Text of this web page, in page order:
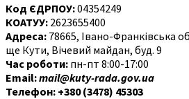
Код ЄДРПОУ:04354249
КОАТУУ: 2623655400
Адреса: 78665, Івано-Франківська
ще Кути, Вічевий майдан, буд. 9
Час роботи: пн-пт 8:00-17:00
Email:mail@kuty-rada.gov.ua
Телефон: +380 (3478) 45303